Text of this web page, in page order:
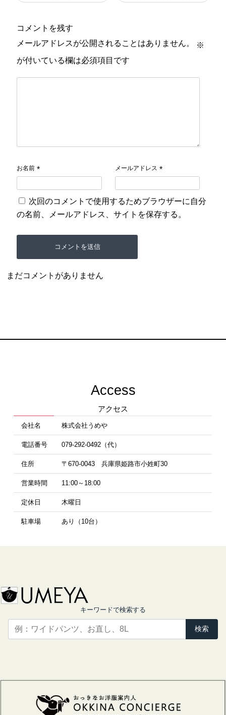
コメントを残す
メールアドレスが公開されることはありません。
※
が付いている欄は必須項目です
お名前 * メールアドレス *
次回のコメントで使用するためブラウザーに自分
の名前、メールアドレス、サイトを保存する。
まだコメントがありません
Access
アクセス
会社名 株式会社うめや
電話番号 079-292-0492（代）
住所 〒670-0043 兵庫県姫路市小姓町30
営業時間 11:00～18:00
定休日 木曜日
駐車場 あり（10台）
キーワードで検索する
検索